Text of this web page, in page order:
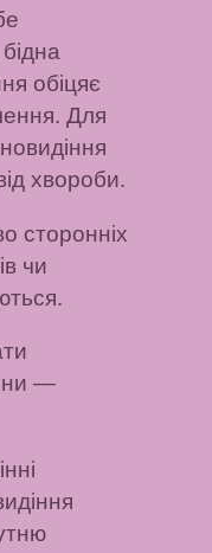
обіцяє
Для
хвороби.
сторонніх
чи
—